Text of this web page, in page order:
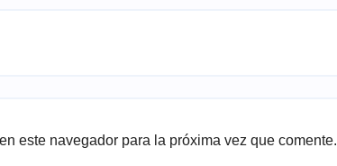
este navegador para la próxima vez que comente.